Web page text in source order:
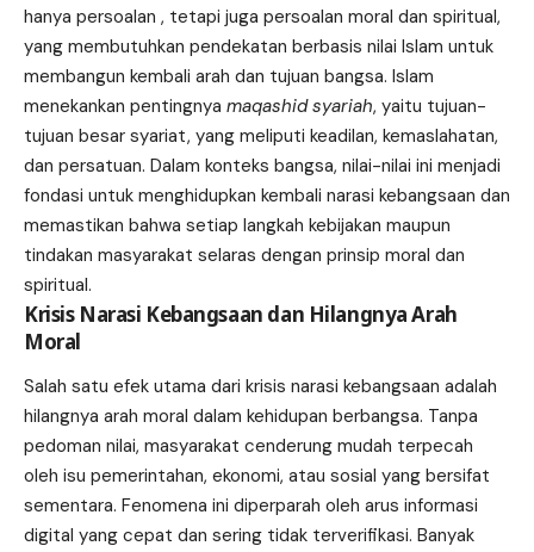
hanya persoalan , tetapi juga persoalan moral dan spiritual,
yang membutuhkan pendekatan berbasis nilai Islam untuk
membangun kembali arah dan tujuan bangsa. Islam
menekankan pentingnya maqashid syariah, yaitu tujuan-
tujuan besar syariat, yang meliputi keadilan, kemaslahatan,
dan persatuan. Dalam konteks bangsa, nilai-nilai ini menjadi
fondasi untuk menghidupkan kembali narasi kebangsaan dan
memastikan bahwa setiap langkah kebijakan maupun
tindakan masyarakat selaras dengan prinsip moral dan
spiritual.
Krisis Narasi Kebangsaan dan Hilangnya Arah
Moral
Salah satu efek utama dari krisis narasi kebangsaan adalah
hilangnya arah moral dalam kehidupan berbangsa. Tanpa
pedoman nilai, masyarakat cenderung mudah terpecah
oleh isu pemerintahan, ekonomi, atau sosial yang bersifat
sementara. Fenomena ini diperparah oleh arus informasi
digital yang cepat dan sering tidak terverifikasi. Banyak